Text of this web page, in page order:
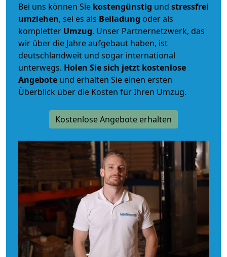
Bei uns können Sie kostengünstig und stressfrei
umziehen, sei es als Beiladung oder als
kompletter Umzug. Unser Partnernetzwerk, das
wir über die Jahre aufgebaut haben, ist
deutschlandweit und sogar international
unterwegs. Holen Sie sich jetzt kostenlose
Angebote und erhalten Sie einen ersten
Überblick über die Kosten für Ihren Umzug.
Kostenlose Angebote erhalten